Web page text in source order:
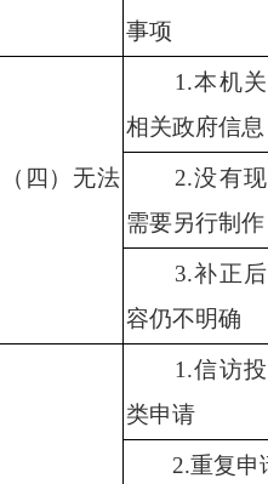
事项
（四）无法
1.本机
相关政府信息
2.没有
需要另行制作
3.补正
容仍不明确
1.信访
类申请
2.重复申